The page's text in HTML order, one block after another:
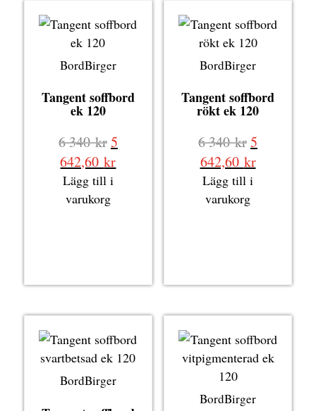
BordBirger
Tangent soffbord
ek 120
6 340krDet
ursprungliga
priset
var:
5
642,60krDet
Lägg till i
varukorg
BordBirger
Tangent soffbord
rökt ek 120
6 340krDet
priset
var:
5
642,60 krDet
Lägg till i
varukorg
BordBirger
BordBirger